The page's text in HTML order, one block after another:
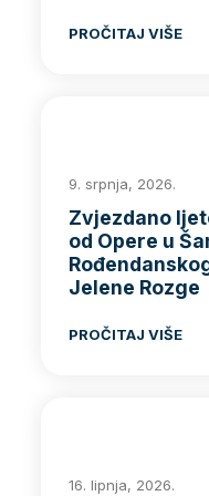
PROČITAJ VIŠE
9. srpnja, 2026.
Zvjezdano
od Opere u
Jelene Rozge
PROČITAJ VIŠE
16. lipnja, 2026.